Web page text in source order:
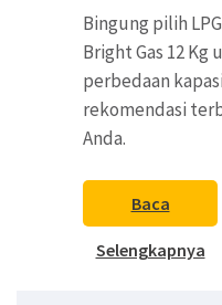
Bingung pilih
Bright Gas 12 Kg
perbedaan
rekomendasi
Anda.
Baca
Selengkapnya